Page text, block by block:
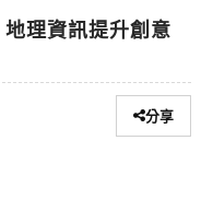
理資訊提升創意
分享